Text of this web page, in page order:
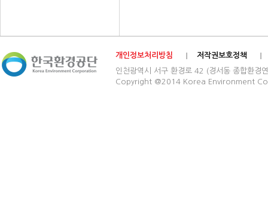
개인정보처리방침
저작권보호정책
인천광역시 서구 환경로 42 (경서동 종합
Copyright @2014 Korea Environment